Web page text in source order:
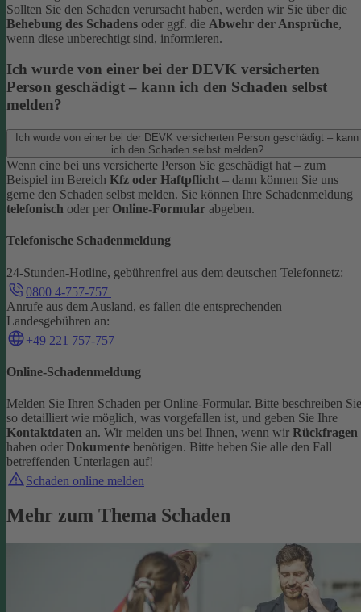
Sollten Sie den Schaden verursacht haben, werden wir Sie über die
Behebung des Schadens oder ggf. die Abwehr der Ansprüche,
wenn diese unberechtigt sind, informieren.
Ich wurde von einer bei der DEVK versicherten
Person geschädigt – kann ich den Schaden selbst
melden?
Ich wurde von einer bei der DEVK versicherten Person geschädigt – kann
ich den Schaden selbst melden?
Wenn eine bei uns versicherte Person Sie geschädigt hat – zum
Beispiel im Bereich Kfz oder Haftpflicht – dann können Sie uns
gerne den Schaden selbst melden. Sie können Ihre Schadenmeldung
telefonisch oder per Online-Formular abgeben.
Telefonische Schadenmeldung
24-Stunden-Hotline, gebührenfrei aus dem deutschen Telefonnetz:
0800 4-757-757
Anrufe aus dem Ausland, es fallen die entsprechenden
Landesgebühren an:
+49 221 757-757
Online-Schadenmeldung
Melden Sie Ihren Schaden per Online-Formular. Bitte beschreiben Sie
so detailliert wie möglich, was vorgefallen ist, und geben Sie Ihre
Kontaktdaten an. Wir melden uns bei Ihnen, wenn wir Rückfragen
haben oder Dokumente benötigen. Bitte heben Sie alle den Fall
betreffenden Unterlagen auf!
Schaden online melden
Mehr zum Thema Schaden